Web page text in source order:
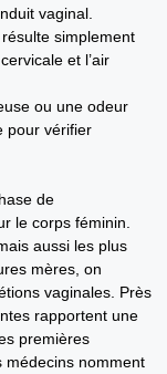
vaginal.
simplement
et l’air
ou une odeur
pour vérifier
de
le corps féminin.
aussi les plus
mères, on
vaginales. Près
rapportent une
premières
médecins nomment